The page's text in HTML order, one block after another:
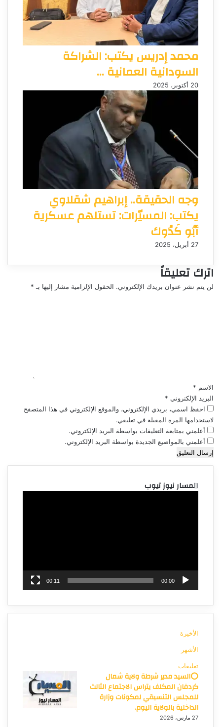
محمد إدريس يكتب: الشراكة
السودانية العمانية …
20 أكتوبر، 2025
وجه الحقيقة.. إبراهيم شقلاوي
يكتب: المسيّرات: تستلهم عسكرية
أبُو كَدُوك
27 أبريل، 2025
اترك تعليقاً
لن يتم نشر عنوان بريدك الإلكتروني. الحقول الإلزامية مشار إليها بـ *
الاسم *
البريد الإلكتروني *
احفظ اسمي، بريدي الإلكتروني، والموقع الإلكتروني في هذا المتصفح
لاستخدامها المرة المقبلة في تعليقي.
أعلمني بمتابعة التعليقات بواسطة البريد الإلكتروني.
أعلمني بالمواضيع الجديدة بواسطة البريد الإلكتروني.
المسار نيوز تيوب
00:00
00:11
الأخيرة
الأشهر
تعليقات
⭕السيد مدير شرطة ولاية شمال
كردفان المكلف يتراس الاجتماع الثالث
للمجلس التنسيقي لمكونات وزارة
الداخلية بالولاية اليوم.
27 مارس، 2026